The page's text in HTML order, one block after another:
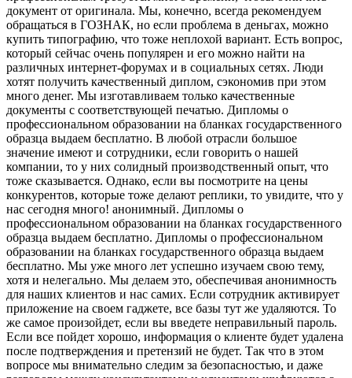
документ от оригинала. Мы, конечно, всегда рекомендуем
обращаться в ГОЗНАК, но если проблема в деньгах, можно
купить типографию, что тоже неплохой вариант. Есть вопрос,
который сейчас очень популярен и его можно найти на
различных интернет-форумах и в социальных сетях. Люди
хотят получить качественный диплом, сэкономив при этом
много денег. Мы изготавливаем только качественные
документы с соответствующей печатью. Дипломы о
профессиональном образовании на бланках государственного
образца выдаем бесплатно. В любой отрасли большое
значение имеют и сотрудники, если говорить о нашей
компании, то у них солидный производственный опыт, что
тоже сказывается. Однако, если вы посмотрите на цены
конкурентов, которые тоже делают реплики, то увидите, что у
нас сегодня много! анонимный. Дипломы о
профессиональном образовании на бланках государственного
образца выдаем бесплатно. Дипломы о профессиональном
образовании на бланках государственного образца выдаем
бесплатно. Мы уже много лет успешно изучаем свою тему,
хотя и нелегально. Мы делаем это, обеспечивая анонимность
для наших клиентов и нас самих. Если сотрудник активирует
приложение на своем гаджете, все базы тут же удаляются. То
же самое произойдет, если вы введете неправильный пароль.
Если все пойдет хорошо, информация о клиенте будет удалена
после подтверждения и претензий не будет. Так что в этом
вопросе мы внимательно следим за безопасностью, и даже